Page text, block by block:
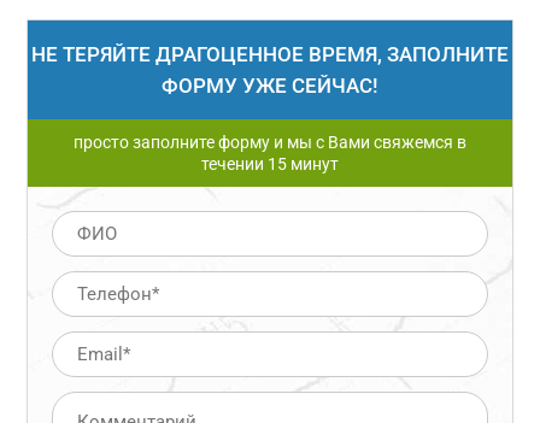
НЕ ТЕРЯЙТЕ ДРАГОЦЕННОЕ ВРЕМЯ, ЗАПОЛНИТЕ
ФОРМУ УЖЕ СЕЙЧАС!
просто заполните форму и мы с Вами свяжемся в
течении 15 минут